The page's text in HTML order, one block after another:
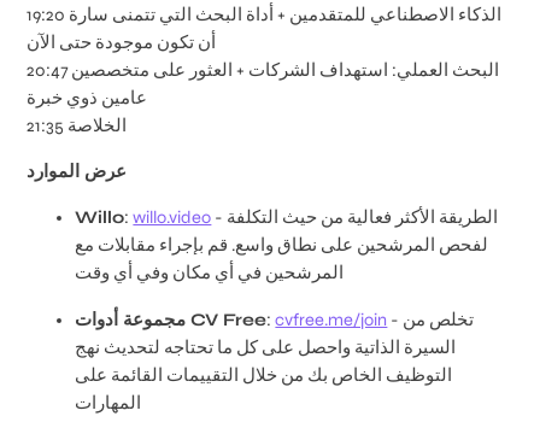
19:20 الذكاء الاصطناعي للمتقدمين + أداة البحث التي تتمنى سارة
أن تكون موجودة حتى الآن
20:47 البحث العملي: استهداف الشركات + العثور على متخصصين
عامين ذوي خبرة
21:35 الخلاصة
عرض الموارد
Willo:willo.video - الطريقة الأكثر فعالية من حيث التكلفة
لفحص المرشحين على نطاق واسع. قم بإجراء مقابلات مع
المرشحين في أي مكان وفي أي وقت
مجموعة أدوات CV Free:cvfree.me/join - تخلص من
السيرة الذاتية واحصل على كل ما تحتاجه لتحديث نهج
التوظيف الخاص بك من خلال التقييمات القائمة على
المهارات